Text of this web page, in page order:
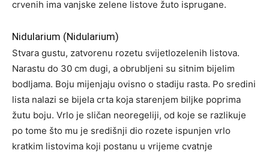
crvenih ima vanjske zelene listove žuto isprugane.
Nidularium (Nidularium)
Stvara gustu, zatvorenu rozetu svijetlozelenih listova.
Narastu do 30 cm dugi, a obrubljeni su sitnim bijelim
bodljama. Boju mijenjaju ovisno o stadiju rasta. Po sredini
lista nalazi se bijela crta koja starenjem biljke poprima
žutu boju. Vrlo je sličan neoregeliji, od koje se razlikuje
po tome što mu je središnji dio rozete ispunjen vrlo
kratkim listovima koji postanu u vrijeme cvatnje